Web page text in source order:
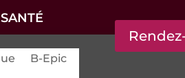
B-Epic